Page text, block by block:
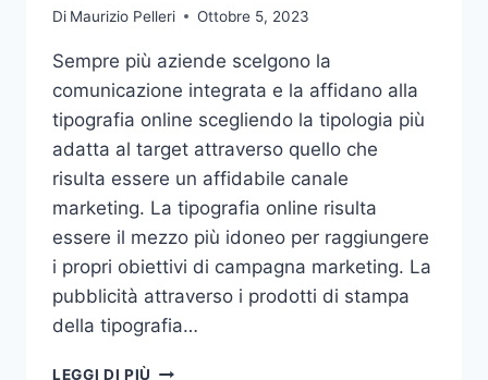
Di Maurizio Pelleri Ottobre 5, 2023
Sempre più aziende scelgono la
comunicazione integrata e la affidano alla
tipografia online scegliendo la tipologia più
adatta al target attraverso quello che
risulta essere un affidabile canale
marketing. La tipografia online risulta
essere il mezzo più idoneo per raggiungere
i propri obiettivi di campagna marketing. La
pubblicità attraverso i prodotti di stampa
della tipografia…
LEGGI DI PIÙ VUOI